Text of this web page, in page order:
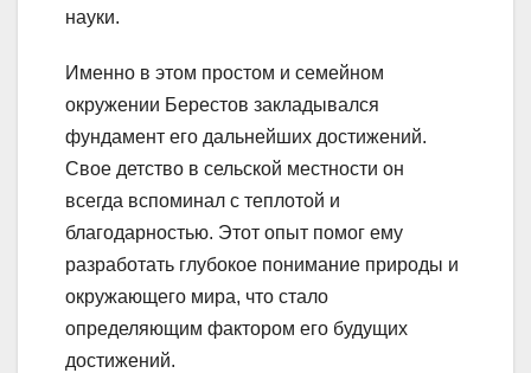
науки.
Именно в этом простом и семейном
окружении Берестов закладывался
фундамент его дальнейших достижений.
Свое детство в сельской местности он
всегда вспоминал с теплотой и
благодарностью. Этот опыт помог ему
разработать глубокое понимание природы и
окружающего мира, что стало
определяющим фактором его будущих
достижений.